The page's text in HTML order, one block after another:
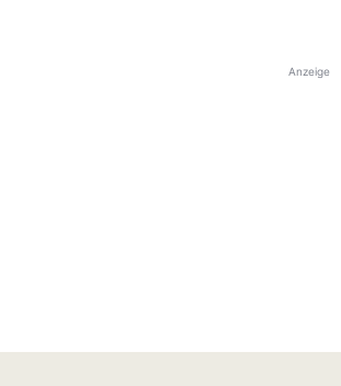
Anzeige